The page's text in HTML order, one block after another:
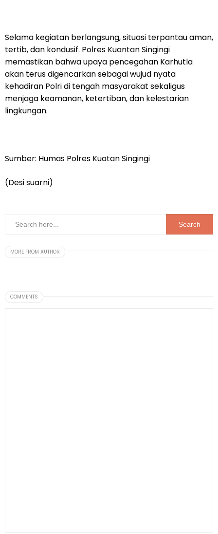
Selama kegiatan berlangsung, situasi terpantau aman,
tertib, dan kondusif. Polres Kuantan Singingi
memastikan bahwa upaya pencegahan Karhutla
akan terus digencarkan sebagai wujud nyata
kehadiran Polri di tengah masyarakat sekaligus
menjaga keamanan, ketertiban, dan kelestarian
lingkungan.
Sumber: Humas Polres Kuatan Singingi
(Desi suarni)
MORE FROM AUTHOR
COMMENTS